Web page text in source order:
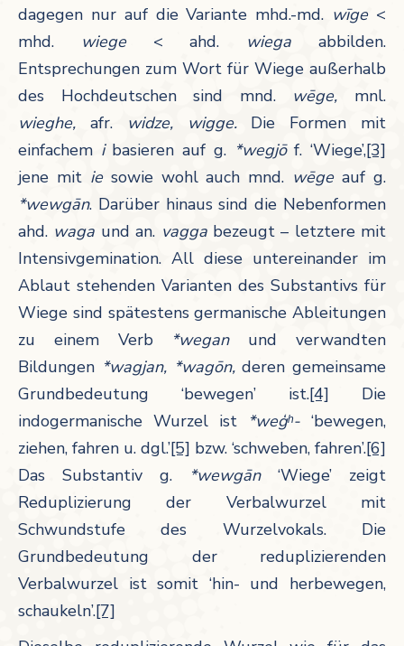
dagegen nur auf die Variante mhd.-md. wīge <
mhd. wiege < ahd. wiegaabbilden.
Entsprechungen zum Wort für Wiege außerhalb
des Hochdeutschen sind mnd. wēge, mnl.
wieghe, afr. widze, wigge. Die Formen mit
einfachem i basieren auf g. *wegjōf. ‘Wiege’,[3]
jene mit ie sowie wohl auch mnd. wēgeauf g.
*wewgān. Darüber hinaus sind die Nebenformen
ahd. waga und an. vagga bezeugt – letztere mit
Intensivgemination. All diese untereinander im
Ablaut stehenden Varianten des Substantivs für
Wiege sind spätestens germanische Ableitungen
zu einem Verb
*wegan und verwandten
Bildungen *wagjan, *wagōn,deren gemeinsame
Grundbedeutung ‘bewegen’ ist.[4]
Die
indogermanische Wurzel ist
*weģʰ- ‘bewegen,
ziehen, fahren u. dgl.’[5] bzw. ‘schweben, fahren’.[6]
Das Substantiv g.
*wewgān ‘Wiege’ zeigt
Reduplizierung der Verbalwurzel mit
Schwundstufe des Wurzelvokals. Die
Grundbedeutung der reduplizierenden
Verbalwurzel ist somit ‘hin- und herbewegen,
schaukeln’.[7]